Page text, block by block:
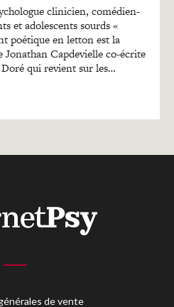
clinicien, comédien-
et adolescents sourds «
poétique en letton est la
Jonathan Capdevielle co-écrite
qui revient sur les…
de vente